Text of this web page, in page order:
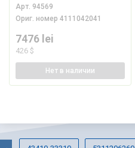
Арт. 94569
Ориг. номер4111042041
7476 lei
426 $
Нет в наличии